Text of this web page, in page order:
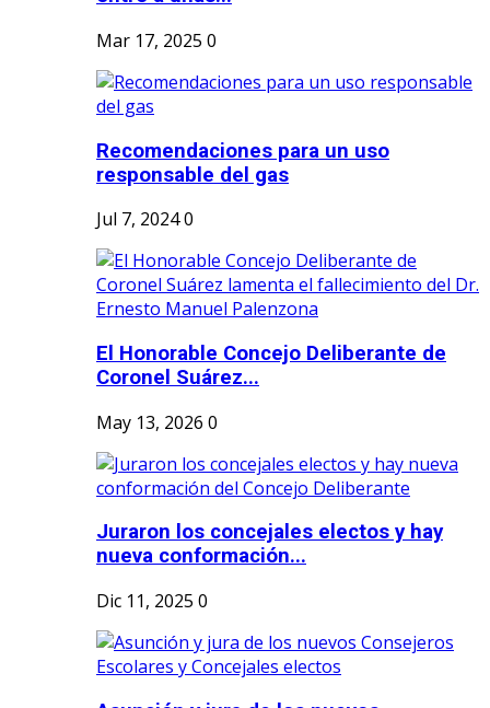
Mar 17, 2025 0
Recomendaciones para un uso
responsable del gas
Jul 7, 20240
El Honorable Concejo Deliberante de
Coronel Suárez...
May 13, 2026 0
Juraron los concejales electos y hay
nueva conformación...
Dic 11, 2025 0